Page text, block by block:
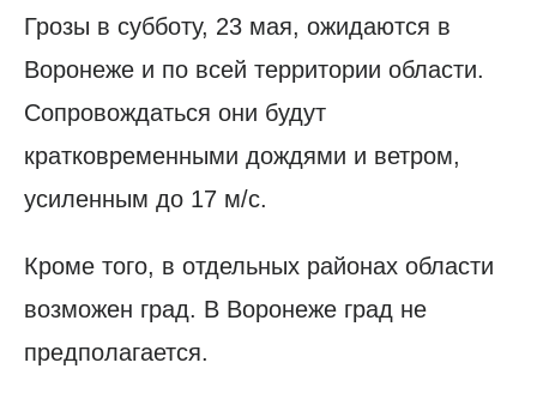
Грозы в субботу, 23 мая, ожидаются в
Воронеже и по всей территории области.
Сопровождаться они будут
кратковременными дождями и ветром,
усиленным до 17 м/с.
Кроме того, в отдельных районах области
возможен град. В Воронеже град не
предполагается.